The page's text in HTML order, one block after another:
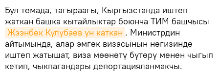
Бул темада, тагыраагы, Кыргызстанда иштеп
жаткан башка кытайлыктар боюнча ТИМ башчысы
Жээнбек Кулубаев үн каткан . Министрдин
айтымында, алар эмгек визасынын негизинде
иштеп жатышат, виза мөөнөтү бүтөрү менен чыгып
кетип, чыкпагандары депортацияланмакчы.